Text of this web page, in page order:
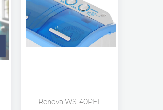
Renova WS-40PЕT